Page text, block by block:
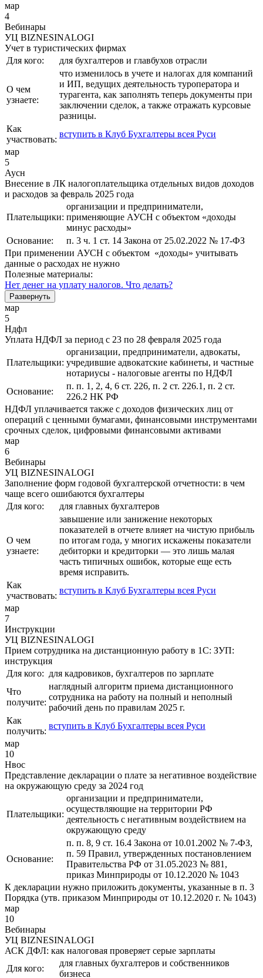
мар
4
Вебинары
УЦ BIZNESINALOGI
Учет в туристических фирмах
Для кого:
для бухгалтеров и главбухов отрасли
О чем
узнаете:
что изменилось в учете и налогах для компаний
и ИП, ведущих деятельность туроператора и
турагента, как заполнять теперь документы при
заключении сделок, а также отражать курсовые
разницы.
Как
участвовать:
вступить в Клуб Бухгалтеры всея Руси
мар
5
Аусн
Внесение в ЛК налогоплательщика отдельных видов доходов
и расходов за февраль 2025 года
Плательщики:
организации и предприниматели,
применяющие АУСН с объектом «доходы
минус расходы»
Основание:
п. 3 ч. 1 ст. 14 Закона от 25.02.2022 № 17-ФЗ
При применении АУСН с объектом «доходы» учитывать
данные о расходах не нужно
Полезные материалы:
Нет денег на уплату налогов. Что делать?
Развернуть
мар
5
Ндфл
Уплата НДФЛ за период с 23 по 28 февраля 2025 года
Плательщики:
организации, предприниматели, адвокаты,
учредившие адвокатские кабинеты, и частные
нотариусы - налоговые агенты по НДФЛ
Основание:
п. п. 1, 2, 4, 6 ст. 226, п. 2 ст. 226.1, п. 2 ст.
226.2 НК РФ
НДФЛ уплачивается также с доходов физических лиц от
операций с ценными бумагами, финансовыми инструментами
срочных сделок, цифровыми финансовыми активами
мар
6
Вебинары
УЦ BIZNESINALOGI
Заполнение форм годовой бухгалтерской отчетности: в чем
чаще всего ошибаются бухгалтеры
Для кого:
для главных бухгалтеров
О чем
узнаете:
завышение или занижение некоторых
показателей в отчете влияет на чистую прибыль
по итогам года, у многих искажены показатели
дебиторки и кредиторки — это лишь малая
часть типичных ошибок, которые еще есть
время исправить.
Как
участвовать:
вступить в Клуб Бухгалтеры всея Руси
мар
7
Инструкции
УЦ BIZNESINALOGI
Прием сотрудника на дистанционную работу в 1С: ЗУП:
инструкция
Для кого: для кадровиков, бухгалтеров по зарплате
Что
получите:
наглядный алгоритм приема дистанционного
сотрудника на работу на полный и неполный
рабочий день по правилам 2025 г.
Как
получить:
вступить в Клуб Бухгалтеры всея Руси
мар
10
Нвос
Представление декларации о плате за негативное воздействие
на окружающую среду за 2024 год
Плательщики:
организации и предприниматели,
осуществляющие на территории РФ
деятельность с негативным воздействием на
окружающую среду
Основание:
п. п. 8, 9 ст. 16.4 Закона от 10.01.2002 № 7-ФЗ,
п. 59 Правил, утвержденных постановлением
Правительства РФ от 31.05.2023 № 881,
приказ Минприроды от 10.12.2020 № 1043
К декларации нужно приложить документы, указанные в п. 3
Порядка (утв. приказом Минприроды от 10.12.2020 г. № 1043)
мар
10
Вебинары
УЦ BIZNESINALOGI
АСК ДФЛ: как налоговая проверяет серые зарплаты
Для кого:
для главных бухгалтеров и собственников
бизнеса